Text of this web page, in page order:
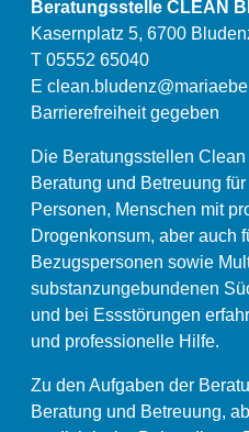
Beratungsstelle CLEAN
Kasernplatz 5, 6700
T 05552 65040
E
Barrierefreiheit gegeben
Die Beratungsstellen
Beratung und Betreuung
Personen, Menschen mit
Drogenkonsum, aber auch
Bezugspersonen sowie
substanzungebundenen
und bei Essstörungen
und professionelle Hilfe.
Zu den Aufgaben der
Beratung und Betreuung,